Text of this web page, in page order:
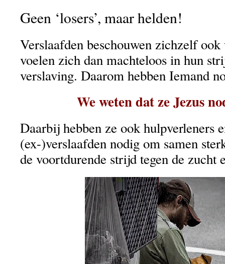
Geen ‘losers’, maar helden!
Verslaafden beschouwen zichzelf ook
voelen zich dan machteloos in hun
verslaving. Daarom hebben Iemand
We weten dat ze Jezus
Daarbij hebben ze ook hulpverleners
(ex-)verslaafden nodig om samen
de voortdurende strijd tegen de zucht